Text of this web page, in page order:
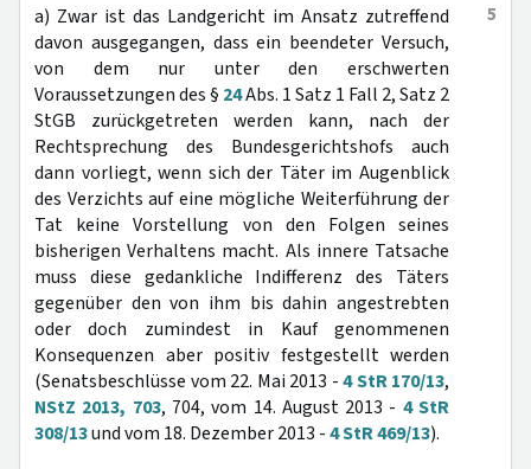
5
a) Zwar ist das Landgericht im Ansatz zutreffend
davon ausgegangen, dass ein beendeter Versuch,
von dem nur unter den erschwerten
Voraussetzungen des § 24Abs. 1 Satz 1 Fall 2, Satz 2
StGB zurückgetreten werden kann, nach der
Rechtsprechung des Bundesgerichtshofs auch
dann vorliegt, wenn sich der Täter im Augenblick
des Verzichts auf eine mögliche Weiterführung der
Tat keine Vorstellung von den Folgen seines
bisherigen Verhaltens macht. Als innere Tatsache
muss diese gedankliche Indifferenz des Täters
gegenüber den von ihm bis dahin angestrebten
oder doch zumindest in Kauf genommenen
Konsequenzen aber positiv festgestellt werden
(Senatsbeschlüsse vom 22. Mai 2013 -4 StR 170/13,
NStZ 2013, 703, 704, vom 14. August 2013 - 4 StR
308/13und vom 18. Dezember 2013 -4 StR 469/13).